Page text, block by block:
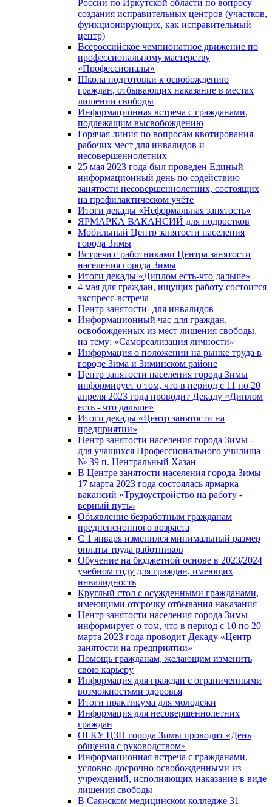
России по Иркутской области по вопросу
создания исправительных центров (участков,
функционирующих, как исправительный
центр)
Всероссийское чемпионатное движение по
профессиональному мастерству
«Профессионалы»
Школа подготовки к освобождению
граждан, отбывающих наказание в местах
лишении свободы
Информационная встреча с гражданами,
подлежащим высвобождению
Горячая линия по вопросам квотирования
рабочих мест для инвалидов и
несовершеннолетних
25 мая 2023 года был проведен Единый
информационный день по содействию
занятости несовершеннолетних, состоящих
на профилактическом учёте
Итоги декады «Неформальная занятость»
ЯРМАРКА ВАКАНСИЙ для подростков
Мобильный Центр занятости населения
города Зимы
Встреча с работниками Центра занятости
населения города Зимы
Итоги декады «Диплом есть-что дальше»
4 мая для граждан, ищущих работу состоится
экспресс-встреча
Центр занятости- для инвалидов
Информационный час для граждан,
освобожденных из мест лишения свободы,
на тему: «Самореализация личности»
Информация о положении на рынке труда в
городе Зима и Зиминском районе
Центр занятости населения города Зимы
информирует о том, что в период с 11 по 20
апреля 2023 года проводит Декаду «Диплом
есть - что дальше»
Итоги декады «Центр занятости на
предприятии»
Центр занятости населения города Зимы -
для учащихся Профессионального училища
№ 39 п. Центральный Хазан
В Центре занятости населения города Зимы
17 марта 2023 года состоялась ярмарка
вакансий «Трудоустройство на работу -
верный путь»
Объявление безработным гражданам
предпенсионного возраста
С 1 января изменился минимальный размер
оплаты труда работников
Обучение на бюджетной основе в 2023/2024
учебном году для граждан, имеющих
инвалидность
Круглый стол с осужденными гражданами,
имеющими отсрочку отбывания наказания
Центр занятости населения города Зимы
информирует о том, что в период с 10 по 20
марта 2023 года проводит Декаду «Центр
занятости на предприятии»
Помощь гражданам, желающим изменить
свою карьеру
Информация для граждан с ограниченными
возможностями здоровья
Итоги практикума для молодежи
Информация для несовершеннолетних
граждан
ОГКУ ЦЗН города Зимы проводит «День
общения с руководством»
Информационная встреча с гражданами,
условно-досрочно освобожденными из
учреждений, исполняющих наказание в виде
лишения свободы
В Саянском медицинском колледже 31